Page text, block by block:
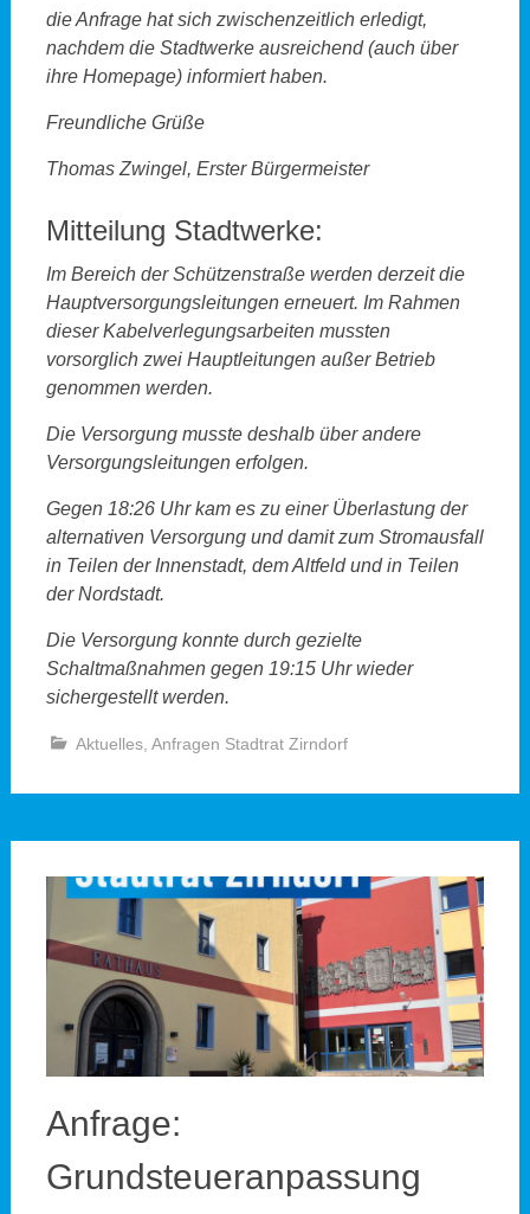
die Anfrage hat sich zwischenzeitlich erledigt,
nachdem die Stadtwerke ausreichend (auch über
ihre Homepage) informiert haben.
Freundliche Grüße
Thomas Zwingel, Erster Bürgermeister
Mitteilung Stadtwerke:
Im Bereich der Schützenstraße werden derzeit die
Hauptversorgungsleitungen erneuert. Im Rahmen
dieser Kabelverlegungsarbeiten mussten
vorsorglich zwei Hauptleitungen außer Betrieb
genommen werden.
Die Versorgung musste deshalb über andere
Versorgungsleitungen erfolgen.
Gegen 18:26 Uhr kam es zu einer Überlastung der
alternativen Versorgung und damit zum Stromausfall
in Teilen der Innenstadt, dem Altfeld und in Teilen
der Nordstadt.
Die Versorgung konnte durch gezielte
Schaltmaßnahmen gegen 19:15 Uhr wieder
sichergestellt werden.
Aktuelles, Anfragen Stadtrat Zirndorf
Anfrage:
Grundsteueranpassung